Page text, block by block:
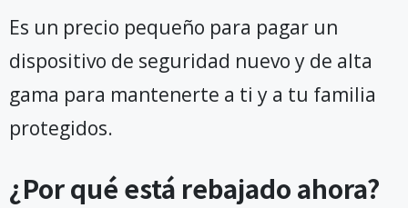
Es un precio pequeño para pagar un
dispositivo de seguridad nuevo y de alta
gama para mantenerte a ti y a tu familia
protegidos.
¿Por qué está rebajado ahora?